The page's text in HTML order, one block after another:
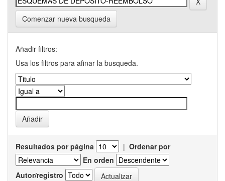
Comenzar nueva busqueda
Añadir filtros:
Usa los filtros para afinar la busqueda.
Resultados por página | Ordenar por
En orden
Autor/registro